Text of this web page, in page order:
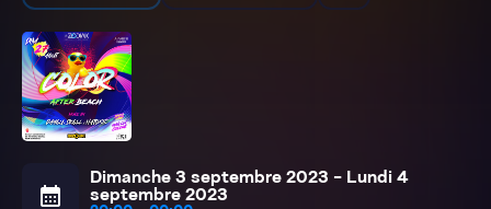
calendar_month
Dimanche 3 septembre 2023 - Lundi 4
septembre 2023